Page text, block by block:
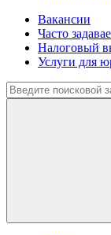
Вакансии
Часто
Налоговый
Услуги для